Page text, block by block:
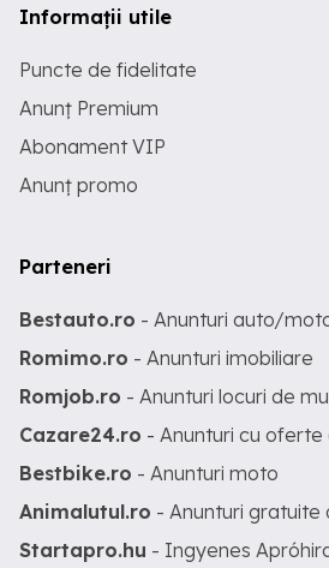
Informații utile
Puncte de fidelitate
Anunț Premium
Abonament VIP
Anunț promo
Parteneri
Bestauto.ro - Anunturi auto/
Romimo.ro - Anunturi imobiliare
Romjob.ro - Anunturi locuri de
Cazare24.ro - Anunturi cu oferte
Bestbike.ro - Anunturi moto
Animalutul.ro - Anunturi gratuite
Startapro.hu - Ingyenes